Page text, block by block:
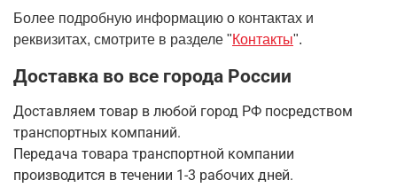
Более подробную информацию о контактах и
реквизитах, смотрите в разделе "Контакты".
Доставка во все города России
Доставляем товар в любой город РФ посредством
транспортных компаний.
Передача товара транспортной компании
производится в течении 1-3 рабочих дней.